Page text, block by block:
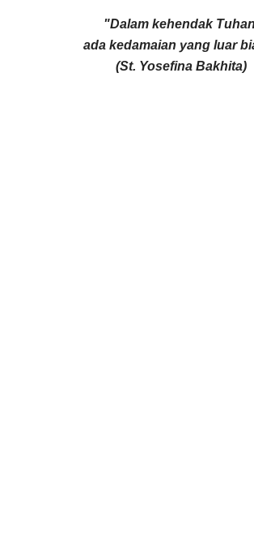
"Dalam kehendak
ada kedamaian yang luar
(St. Yosefina Bakhita)